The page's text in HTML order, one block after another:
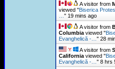
A visitor from
viewed "Biserica
" 19 mins ago
A visitor from
Columbiaviewed "
Evanghelică -… " 28
A visitor from
Californiaviewed "
Evanghelică -… " 8 hrs